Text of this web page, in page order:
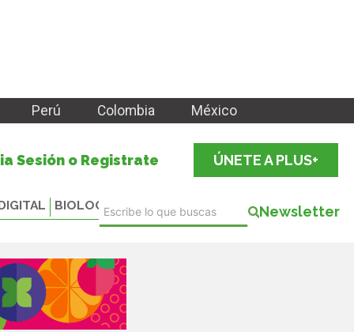
Perú Colombia México
Sesión o Registrate ÚNETE A PLUS+
BIOLOGICALS Newsletter